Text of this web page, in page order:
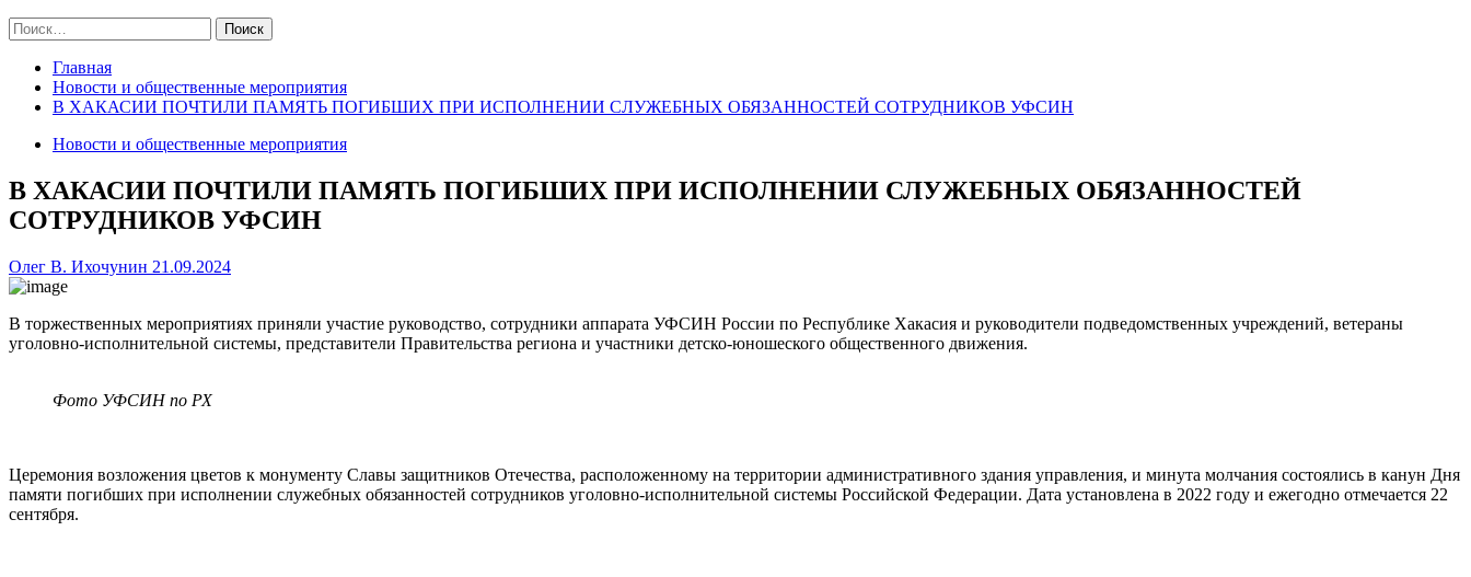
Найти:
Главная
Новости и общественные мероприятия
В ХАКАСИИ ПОЧТИЛИ ПАМЯТЬ ПОГИБШИХ ПРИ ИСПОЛНЕНИИ СЛУЖЕБНЫХ ОБЯЗАННОСТЕЙ СОТРУДНИКОВ УФСИН
Новости и общественные мероприятия
В ХАКАСИИ ПОЧТИЛИ ПАМЯТЬ ПОГИБШИХ ПРИ ИСПОЛНЕНИИ СЛУЖЕБНЫХ ОБЯЗАННОСТЕЙ
СОТРУДНИКОВ УФСИН
Олег В. Ихочунин 21.09.2024
В торжественных мероприятиях приняли участие руководство, сотрудники аппарата УФСИН России по Республике Хакасия и руководители подведомственных учреждений, ветераны
уголовно-исполнительной системы, представители Правительства региона и участники детско-юношеского общественного движения.
Фото УФСИН по РХ
Церемония возложения цветов к монументу Славы защитников Отечества, расположенному на территории административного здания управления, и минута молчания состоялись в канун Дня
памяти погибших при исполнении служебных обязанностей сотрудников уголовно-исполнительной системы Российской Федерации. Дата установлена в 2022 году и ежегодно отмечается 22
сентября.